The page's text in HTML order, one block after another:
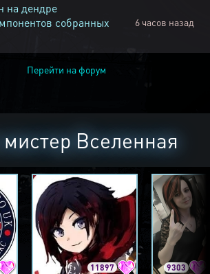
на дендре
собранных
6 часов назад
Перейти на форум
Вселенная
11897 9303